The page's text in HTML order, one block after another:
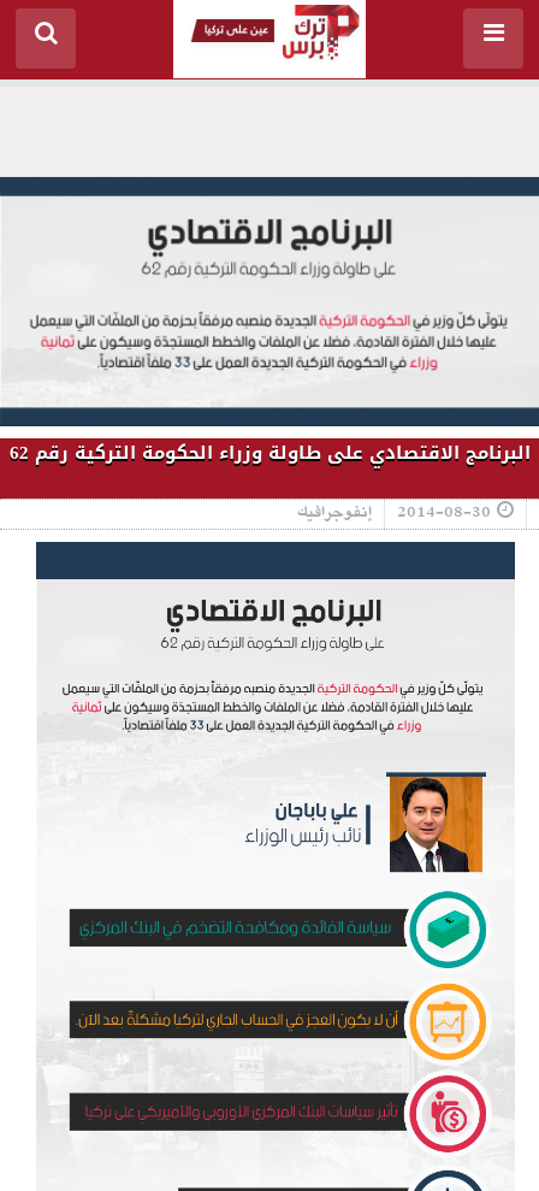
البرنامج الاقتصادي على طاولة وزراء الحكومة التركية رقم 62
2014-08-30 إنفوجرافيك